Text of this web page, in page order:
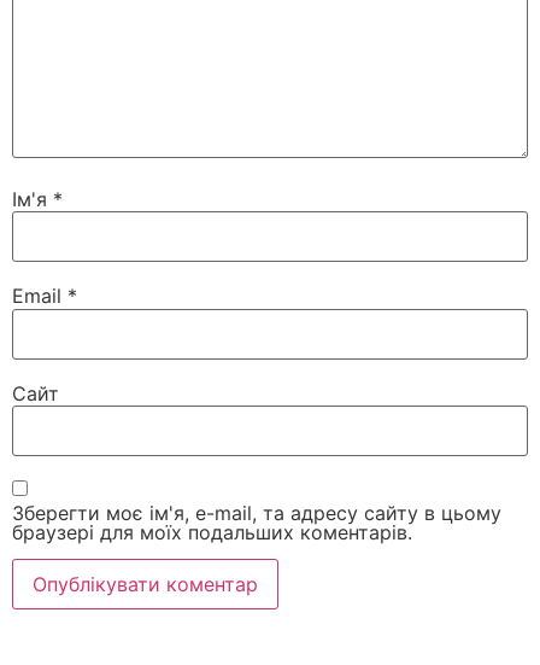
Ім'я *
Email *
Сайт
Зберегти моє ім'я, e-mail, та адресу сайту в цьому
браузері для моїх подальших коментарів.